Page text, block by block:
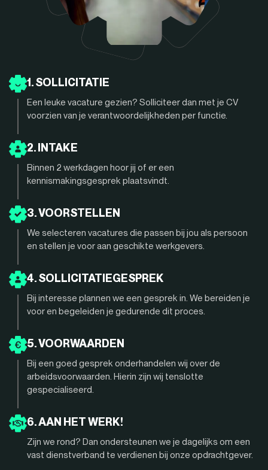
1. SOLLICITATIE
Een leuke vacature gezien? Solliciteer dan met je CV
voorzien van je verantwoordelijkheden per functie.
2. INTAKE
Binnen 2 werkdagen hoor jij of er een
kennismakingsgesprek plaatsvindt.
3. VOORSTELLEN
We selecteren vacatures die passen bij jou als persoon
en stellen je voor aan geschikte werkgevers.
4. SOLLICITATIEGESPREK
Bij interesse plannen we een gesprek in. We bereiden je
voor en begeleiden je gedurende dit proces.
5. VOORWAARDEN
Bij een goed gesprek onderhandelen wij over de
arbeidsvoorwaarden. Hierin zijn wij tenslotte
gespecialiseerd.
6. AAN HET WERK!
Zijn we rond? Dan ondersteunen we je dagelijks om een
vast dienstverband te verdienen bij onze opdrachtgever.